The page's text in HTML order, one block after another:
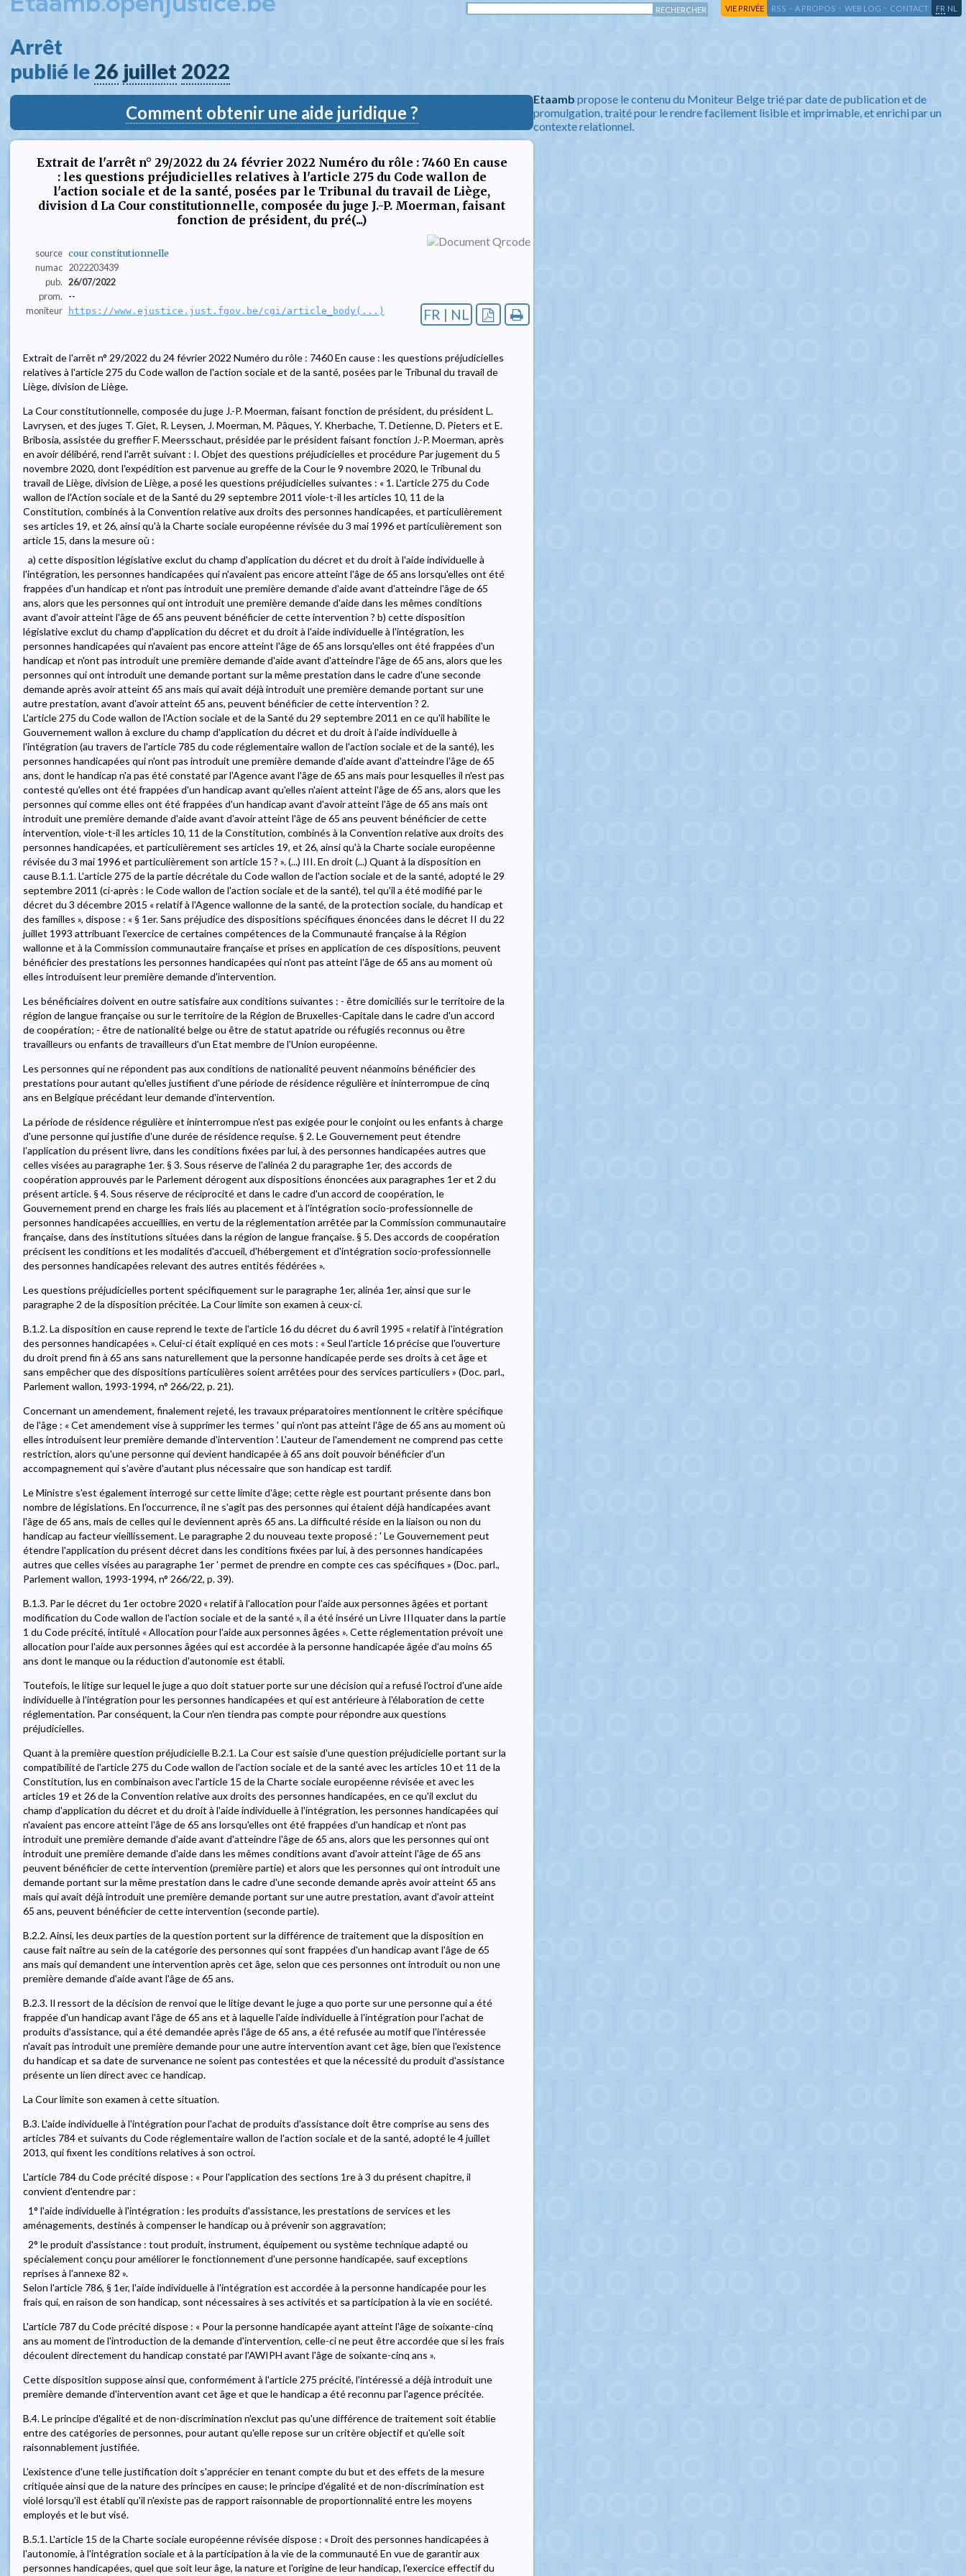
VIE PRIVÉE RSS - A PROPOS - WEB LOG - CONTACT FR NL
Arrêt
publié le 26 juillet 2022
Comment obtenir une aide juridique ?
Extrait de l'arrêt n° 29/2022 du 24 février 2022 Numéro du rôle : 7460 En cause
: les questions préjudicielles relatives à l'article 275 du Code wallon de
l'action sociale et de la santé, posées par le Tribunal du travail de Liège,
division d La Cour constitutionnelle, composée du juge J.-P. Moerman, faisant
fonction de président, du pré(...)
source cour constitutionnelle
numac 2022203439
pub. 26/07/2022
prom.
--
moniteur
https://www.ejustice.just.fgov.be/cgi/article_body(...) FR | NL
Extrait de l'arrêt n° 29/2022 du 24 février 2022 Numéro du rôle : 7460 En cause : les questions préjudicielles
relatives à l'article 275 du Code wallon de l'action sociale et de la santé, posées par le Tribunal du travail de
Liège, division de Liège.
La Cour constitutionnelle, composée du juge J.-P. Moerman, faisant fonction de président, du président L.
Lavrysen, et des juges T. Giet, R. Leysen, J. Moerman, M. Pâques, Y. Kherbache, T. Detienne, D. Pieters et E.
Bribosia, assistée du greffier F. Meersschaut, présidée par le président faisant fonction J.-P. Moerman, après
en avoir délibéré, rend l'arrêt suivant : I. Objet des questions préjudicielles et procédure Par jugement du 5
novembre 2020, dont l'expédition est parvenue au greffe de la Cour le 9 novembre 2020, le Tribunal du
travail de Liège, division de Liège, a posé les questions préjudicielles suivantes : « 1. L'article 275 du Code
wallon de l'Action sociale et de la Santé du 29 septembre 2011 viole-t-il les articles 10, 11 de la
Constitution, combinés à la Convention relative aux droits des personnes handicapées, et particulièrement
ses articles 19, et 26, ainsi qu'à la Charte sociale européenne révisée du 3 mai 1996 et particulièrement son
article 15, dans la mesure où :
a) cette disposition législative exclut du champ d'application du décret et du droit à l'aide individuelle à
l'intégration, les personnes handicapées qui n'avaient pas encore atteint l'âge de 65 ans lorsqu'elles ont été
frappées d'un handicap et n'ont pas introduit une première demande d'aide avant d'atteindre l'âge de 65
ans, alors que les personnes qui ont introduit une première demande d'aide dans les mêmes conditions
avant d'avoir atteint l'âge de 65 ans peuvent bénéficier de cette intervention ? b) cette disposition
législative exclut du champ d'application du décret et du droit à l'aide individuelle à l'intégration, les
personnes handicapées qui n'avaient pas encore atteint l'âge de 65 ans lorsqu'elles ont été frappées d'un
handicap et n'ont pas introduit une première demande d'aide avant d'atteindre l'âge de 65 ans, alors que les
personnes qui ont introduit une demande portant sur la même prestation dans le cadre d'une seconde
demande après avoir atteint 65 ans mais qui avait déjà introduit une première demande portant sur une
autre prestation, avant d'avoir atteint 65 ans, peuvent bénéficier de cette intervention ? 2.
L'article 275 du Code wallon de l'Action sociale et de la Santé du 29 septembre 2011 en ce qu'il habilite le
Gouvernement wallon à exclure du champ d'application du décret et du droit à l'aide individuelle à
l'intégration (au travers de l'article 785 du code réglementaire wallon de l'action sociale et de la santé), les
personnes handicapées qui n'ont pas introduit une première demande d'aide avant d'atteindre l'âge de 65
ans, dont le handicap n'a pas été constaté par l'Agence avant l'âge de 65 ans mais pour lesquelles il n'est pas
contesté qu'elles ont été frappées d'un handicap avant qu'elles n'aient atteint l'âge de 65 ans, alors que les
personnes qui comme elles ont été frappées d'un handicap avant d'avoir atteint l'âge de 65 ans mais ont
introduit une première demande d'aide avant d'avoir atteint l'âge de 65 ans peuvent bénéficier de cette
intervention, viole-t-il les articles 10, 11 de la Constitution, combinés à la Convention relative aux droits des
personnes handicapées, et particulièrement ses articles 19, et 26, ainsi qu'à la Charte sociale européenne
révisée du 3 mai 1996 et particulièrement son article 15 ? ». (...) III. En droit (...) Quant à la disposition en
cause B.1.1. L'article 275 de la partie décrétale du Code wallon de l'action sociale et de la santé, adopté le 29
septembre 2011 (ci-après : le Code wallon de l'action sociale et de la santé), tel qu'il a été modifié par le
décret du 3 décembre 2015 « relatif à l'Agence wallonne de la santé, de la protection sociale, du handicap et
des familles », dispose : « § 1er. Sans préjudice des dispositions spécifiques énoncées dans le décret II du 22
juillet 1993 attribuant l'exercice de certaines compétences de la Communauté française à la Région
wallonne et à la Commission communautaire française et prises en application de ces dispositions, peuvent
bénéficier des prestations les personnes handicapées qui n'ont pas atteint l'âge de 65 ans au moment où
elles introduisent leur première demande d'intervention.
Les bénéficiaires doivent en outre satisfaire aux conditions suivantes : - être domiciliés sur le territoire de la
région de langue française ou sur le territoire de la Région de Bruxelles-Capitale dans le cadre d'un accord
de coopération; - être de nationalité belge ou être de statut apatride ou réfugiés reconnus ou être
travailleurs ou enfants de travailleurs d'un Etat membre de l'Union européenne.
Les personnes qui ne répondent pas aux conditions de nationalité peuvent néanmoins bénéficier des
prestations pour autant qu'elles justifient d'une période de résidence régulière et ininterrompue de cinq
ans en Belgique précédant leur demande d'intervention.
La période de résidence régulière et ininterrompue n'est pas exigée pour le conjoint ou les enfants à charge
d'une personne qui justifie d'une durée de résidence requise. § 2. Le Gouvernement peut étendre
l'application du présent livre, dans les conditions fixées par lui, à des personnes handicapées autres que
celles visées au paragraphe 1er. § 3. Sous réserve de l'alinéa 2 du paragraphe 1er, des accords de
coopération approuvés par le Parlement dérogent aux dispositions énoncées aux paragraphes 1er et 2 du
présent article. § 4. Sous réserve de réciprocité et dans le cadre d'un accord de coopération, le
Gouvernement prend en charge les frais liés au placement et à l'intégration socio-professionnelle de
personnes handicapées accueillies, en vertu de la réglementation arrêtée par la Commission communautaire
française, dans des institutions situées dans la région de langue française. § 5. Des accords de coopération
précisent les conditions et les modalités d'accueil, d'hébergement et d'intégration socio-professionnelle
des personnes handicapées relevant des autres entités fédérées ».
Les questions préjudicielles portent spécifiquement sur le paragraphe 1er, alinéa 1er, ainsi que sur le
paragraphe 2 de la disposition précitée. La Cour limite son examen à ceux-ci.
B.1.2. La disposition en cause reprend le texte de l'article 16 du décret du 6 avril 1995 « relatif à l'intégration
des personnes handicapées ». Celui-ci était expliqué en ces mots : « Seul l'article 16 précise que l'ouverture
du droit prend fin à 65 ans sans naturellement que la personne handicapée perde ses droits à cet âge et
sans empêcher que des dispositions particulières soient arrêtées pour des services particuliers » (Doc. parl.,
Parlement wallon, 1993-1994, n° 266/22, p. 21).
Concernant un amendement, finalement rejeté, les travaux préparatoires mentionnent le critère spécifique
de l'âge : « Cet amendement vise à supprimer les termes ' qui n'ont pas atteint l'âge de 65 ans au moment où
elles introduisent leur première demande d'intervention '. L'auteur de l'amendement ne comprend pas cette
restriction, alors qu'une personne qui devient handicapée à 65 ans doit pouvoir bénéficier d'un
accompagnement qui s'avère d'autant plus nécessaire que son handicap est tardif.
Le Ministre s'est également interrogé sur cette limite d'âge; cette règle est pourtant présente dans bon
nombre de législations. En l'occurrence, il ne s'agit pas des personnes qui étaient déjà handicapées avant
l'âge de 65 ans, mais de celles qui le deviennent après 65 ans. La difficulté réside en la liaison ou non du
handicap au facteur vieillissement. Le paragraphe 2 du nouveau texte proposé : ' Le Gouvernement peut
étendre l'application du présent décret dans les conditions fixées par lui, à des personnes handicapées
autres que celles visées au paragraphe 1er ' permet de prendre en compte ces cas spécifiques » (Doc. parl.,
Parlement wallon, 1993-1994, n° 266/22, p. 39).
B.1.3. Par le décret du 1er octobre 2020 « relatif à l'allocation pour l'aide aux personnes âgées et portant
modification du Code wallon de l'action sociale et de la santé », il a été inséré un Livre IIIquater dans la partie
1 du Code précité, intitulé « Allocation pour l'aide aux personnes âgées ». Cette réglementation prévoit une
allocation pour l'aide aux personnes âgées qui est accordée à la personne handicapée âgée d'au moins 65
ans dont le manque ou la réduction d'autonomie est établi.
Toutefois, le litige sur lequel le juge a quo doit statuer porte sur une décision qui a refusé l'octroi d'une aide
individuelle à l'intégration pour les personnes handicapées et qui est antérieure à l'élaboration de cette
réglementation. Par conséquent, la Cour n'en tiendra pas compte pour répondre aux questions
préjudicielles.
Quant à la première question préjudicielle B.2.1. La Cour est saisie d'une question préjudicielle portant sur la
compatibilité de l'article 275 du Code wallon de l'action sociale et de la santé avec les articles 10 et 11 de la
Constitution, lus en combinaison avec l'article 15 de la Charte sociale européenne révisée et avec les
articles 19 et 26 de la Convention relative aux droits des personnes handicapées, en ce qu'il exclut du
champ d'application du décret et du droit à l'aide individuelle à l'intégration, les personnes handicapées qui
n'avaient pas encore atteint l'âge de 65 ans lorsqu'elles ont été frappées d'un handicap et n'ont pas
introduit une première demande d'aide avant d'atteindre l'âge de 65 ans, alors que les personnes qui ont
introduit une première demande d'aide dans les mêmes conditions avant d'avoir atteint l'âge de 65 ans
peuvent bénéficier de cette intervention (première partie) et alors que les personnes qui ont introduit une
demande portant sur la même prestation dans le cadre d'une seconde demande après avoir atteint 65 ans
mais qui avait déjà introduit une première demande portant sur une autre prestation, avant d'avoir atteint
65 ans, peuvent bénéficier de cette intervention (seconde partie).
B.2.2. Ainsi, les deux parties de la question portent sur la différence de traitement que la disposition en
cause fait naître au sein de la catégorie des personnes qui sont frappées d'un handicap avant l'âge de 65
ans mais qui demandent une intervention après cet âge, selon que ces personnes ont introduit ou non une
première demande d'aide avant l'âge de 65 ans.
B.2.3. Il ressort de la décision de renvoi que le litige devant le juge a quo porte sur une personne qui a été
frappée d'un handicap avant l'âge de 65 ans et à laquelle l'aide individuelle à l'intégration pour l'achat de
produits d'assistance, qui a été demandée après l'âge de 65 ans, a été refusée au motif que l'intéressée
n'avait pas introduit une première demande pour une autre intervention avant cet âge, bien que l'existence
du handicap et sa date de survenance ne soient pas contestées et que la nécessité du produit d'assistance
présente un lien direct avec ce handicap.
La Cour limite son examen à cette situation.
B.3. L'aide individuelle à l'intégration pour l'achat de produits d'assistance doit être comprise au sens des
articles 784 et suivants du Code réglementaire wallon de l'action sociale et de la santé, adopté le 4 juillet
2013, qui fixent les conditions relatives à son octroi.
L'article 784 du Code précité dispose : « Pour l'application des sections 1re à 3 du présent chapitre, il
convient d'entendre par :
1° l'aide individuelle à l'intégration : les produits d'assistance, les prestations de services et les
aménagements, destinés à compenser le handicap ou à prévenir son aggravation;
2° le produit d'assistance : tout produit, instrument, équipement ou système technique adapté ou
spécialement conçu pour améliorer le fonctionnement d'une personne handicapée, sauf exceptions
reprises à l'annexe 82 ».
Selon l'article 786, § 1er, l'aide individuelle à l'intégration est accordée à la personne handicapée pour les
frais qui, en raison de son handicap, sont nécessaires à ses activités et sa participation à la vie en société.
L'article 787 du Code précité dispose : « Pour la personne handicapée ayant atteint l'âge de soixante-cinq
ans au moment de l'introduction de la demande d'intervention, celle-ci ne peut être accordée que si les frais
découlent directement du handicap constaté par l'AWIPH avant l'âge de soixante-cinq ans ».
Cette disposition suppose ainsi que, conformément à l'article 275 précité, l'intéressé a déjà introduit une
première demande d'intervention avant cet âge et que le handicap a été reconnu par l'agence précitée.
B.4. Le principe d'égalité et de non-discrimination n'exclut pas qu'une différence de traitement soit établie
entre des catégories de personnes, pour autant qu'elle repose sur un critère objectif et qu'elle soit
raisonnablement justifiée.
L'existence d'une telle justification doit s'apprécier en tenant compte du but et des effets de la mesure
critiquée ainsi que de la nature des principes en cause; le principe d'égalité et de non-discrimination est
violé lorsqu'il est établi qu'il n'existe pas de rapport raisonnable de proportionnalité entre les moyens
employés et le but visé.
B.5.1. L'article 15 de la Charte sociale européenne révisée dispose : « Droit des personnes handicapées à
l'autonomie, à l'intégration sociale et à la participation à la vie de la communauté En vue de garantir aux
personnes handicapées, quel que soit leur âge, la nature et l'origine de leur handicap, l'exercice effectif du
Etaamb propose le contenu du Moniteur Belge trié par date de publication et de
promulgation, traité pour le rendre facilement lisible et imprimable, et enrichi par un
contexte relationnel.